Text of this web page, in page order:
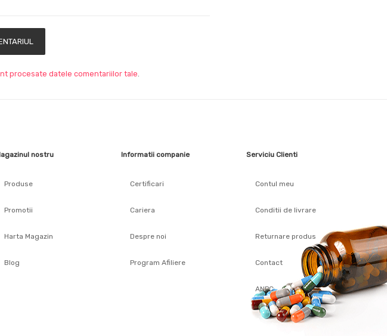
procesate datele comentariilor tale.
nostru
Produse
Promotii
Harta Magazin
Blog
Informatii companie
Certificari
Cariera
Despre noi
Program Afiliere
Serviciu Clienti
Contul meu
Conditii de livrare
Returnare produs
Contact
ANPC